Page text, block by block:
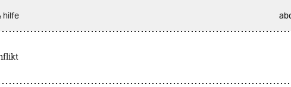
hilfe